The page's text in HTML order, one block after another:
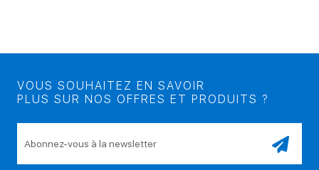
VOUS SOUHAITEZ EN SAVOIR
PLUS SUR NOS OFFRES ET PRODUITS ?